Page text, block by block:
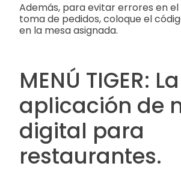
Además, para evitar errores en
toma de pedidos, coloque el
en la mesa asignada.
MENÚ TIGER:
aplicación de
digital para
restaurantes.